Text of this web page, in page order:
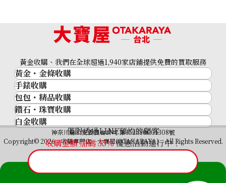
僅限透過LINE預約的顧客
收購金額 加碼35%優惠活動進行中！
黃金收購、我們在全球超過1,940家店鋪提供免費的買取服務
黃金・金條收購
黃金與貴金屬
金的錠
金幣
黃金過去10年
黃金飾品
黃金戒指
黃金項鍊
手錶收購
名牌手錶
Rolex
Patek Philippe
Audemars Piguet
Vacheron Constantin
A. Lange & Söhne
Breguet
包包・精品收購
品牌精品
Cartier
LOUIS VUITTON
Hermès
CELINE
CHANEL
鑽石・珠寶收購
鑽石･珠寶
祖母綠（翠玉）
紅寶石（紅玉）
藍寶石（蒼玉）
白金收購
神奈川縣公安委員會許可 第451380001308號
Copyright© 2026 收購專門店—大寶屋(OTAKARAYA) All Rights Reserved.